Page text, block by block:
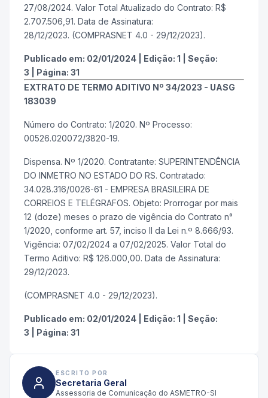
27/08/2024. Valor Total Atualizado do Contrato: R$
2.707.506,91. Data de Assinatura:
28/12/2023. (COMPRASNET 4.0 - 29/12/2023).
Publicado em: 02/01/2024 Edição: 1
Seção:
3
Página: 31
EXTRATO DE TERMO ADITIVO Nº 34/2023 - UASG
183039
Número do Contrato: 1/2020. Nº Processo:
00526.020072/3820-19.
Dispensa. Nº 1/2020. Contratante: SUPERINTENDÊNCIA
DO INMETRO NO ESTADO DO RS. Contratado:
34.028.316/0026-61 - EMPRESA BRASILEIRA DE
CORREIOS E TELÉGRAFOS. Objeto: Prorrogar por mais
12 (doze) meses o prazo de vigência do Contrato n°
1/2020, conforme art. 57, inciso II da Lei n.º 8.666/93.
Vigência: 07/02/2024 a 07/02/2025. Valor Total do
Termo Aditivo: R$ 126.000,00. Data de Assinatura:
29/12/2023.
(COMPRASNET 4.0 - 29/12/2023).
Publicado em: 02/01/2024 Edição: 1
Seção:
3
Página: 31
ESCRITO POR
Secretaria Geral
Assessoria de Comunicação do ASMETRO-SI